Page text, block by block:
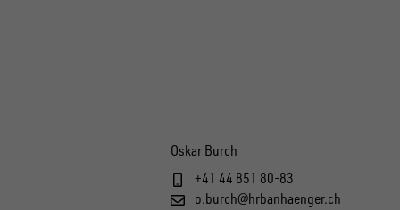
Oskar Burch
+41 44 851 80-83
o.burch@hrbanhaenger.ch